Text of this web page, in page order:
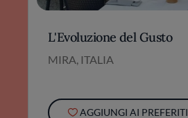
L'Evoluzione del Gusto
MIRA, ITALIA
AGGIUNGI AI PREFERITI